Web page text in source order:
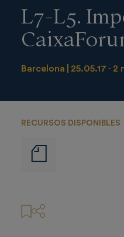
L7-L5.
Barcelona 25.05.17 2
RECURSOS DISPONIBLES
de